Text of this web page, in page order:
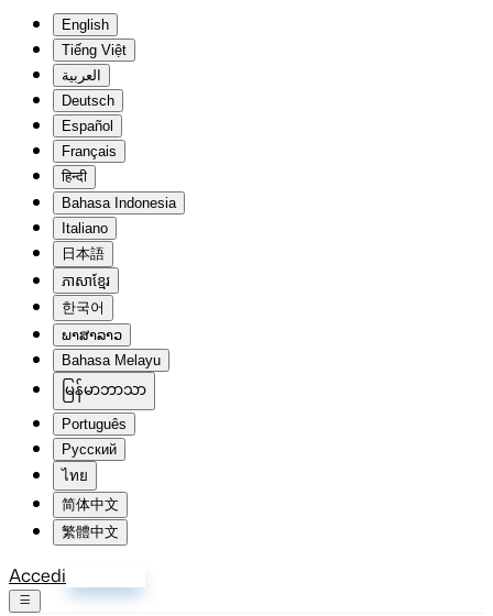
English
Tiếng Việt
العربية
Deutsch
Español
Français
हिन्दी
Bahasa Indonesia
Italiano
日本語
ភាសាខ្មែរ
한국어
ພາສາລາວ
Bahasa Melayu
မြန်မာဘာသာ
Português
Русский
ไทย
简体中文
繁體中文
Accedi